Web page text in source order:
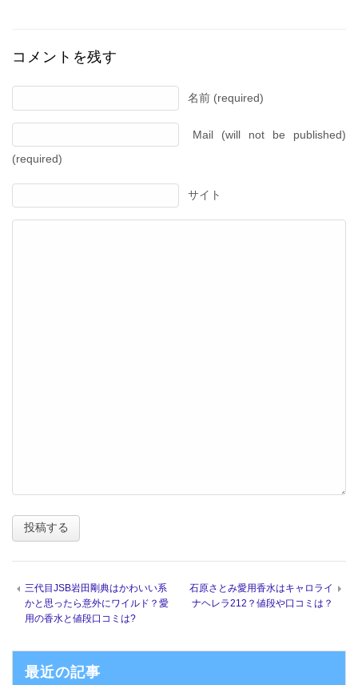
コメントを残す
名前 (required)
Mail (will not be published)
(required)
サイト
三代目JSB岩田剛典はかわいい系
かと思ったら意外にワイルド？愛
用の香水と値段口コミは?
石原さとみ愛用香水はキャロライ
ナヘレラ212？値段や口コミは？
最近の記事